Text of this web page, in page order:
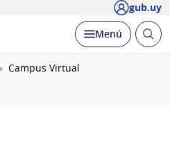
gub.uy
Desplegar
Menú Abrir
Campus Virtual